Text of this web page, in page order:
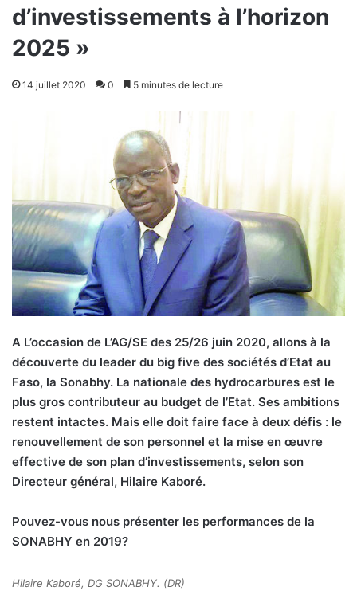
d’investissements à l’horizon
2025 »
14 juillet 2020 0 5 minutes de lecture
A L’occasion de L’AG/SE des 25/26 juin 2020, allons à la
découverte du leader du big five des sociétés d’Etat au
Faso, la Sonabhy. La nationale des hydrocarbures est le
plus gros contributeur au budget de l’Etat. Ses ambitions
restent intactes. Mais elle doit faire face à deux défis : le
renouvellement de son personnel et la mise en œuvre
effective de son plan d’investissements, selon son
Directeur général, Hilaire Kaboré.
Pouvez-vous nous présenter les performances de la
SONABHY en 2019?
Hilaire Kaboré, DG SONABHY. (DR)